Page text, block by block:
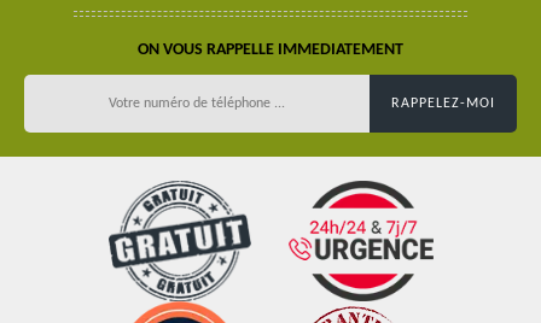
ON VOUS RAPPELLE IMMEDIATEMENT